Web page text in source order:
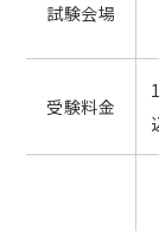
試験会場
受験料金